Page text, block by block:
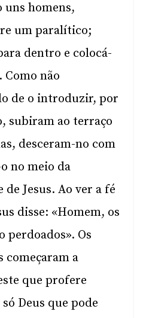
uns homens,
um paralítico;
dentro e colocá-
Como não
de o introduzir, por
subiram ao terraço
desceram-no com
no meio da
Jesus. Ao ver a fé
disse: «Homem, os
perdoados». Os
começaram a
que profere
Deus que pode